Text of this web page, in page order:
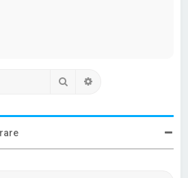
Căutare